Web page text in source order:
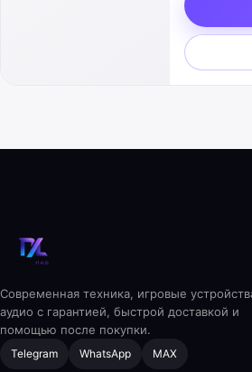
Современная техника, игровые
аудио с гарантией, быстрой доставкой и
помощью после покупки.
Telegram WhatsApp MAX